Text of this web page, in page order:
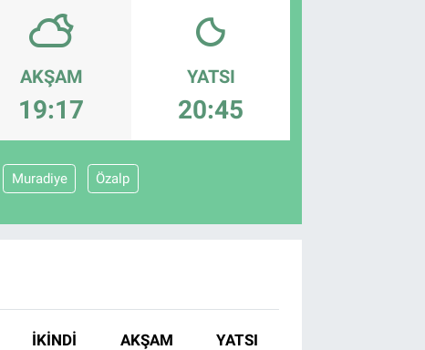
AKŞAM
19:17
YATSI
20:45
Muradiye Özalp
İKINDI AKŞAM
YATSI